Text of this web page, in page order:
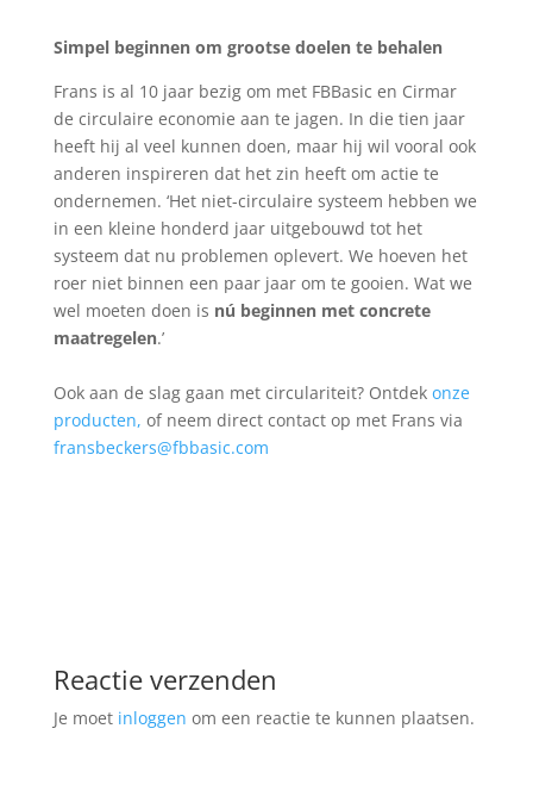
Simpel beginnen om grootse doelen te behalen
Frans is al 10 jaar bezig om met FBBasic en Cirmar
de circulaire economie aan te jagen. In die tien jaar
heeft hij al veel kunnen doen, maar hij wil vooral ook
anderen inspireren dat het zin heeft om actie te
ondernemen. ‘Het niet-circulaire systeem hebben we
in een kleine honderd jaar uitgebouwd tot het
systeem dat nu problemen oplevert. We hoeven het
roer niet binnen een paar jaar om te gooien. Wat we
wel moeten doen is nú beginnen met concrete
maatregelen.’
Ook aan de slag gaan met circulariteit? Ontdek onze
producten, of neem direct contact op met Frans via
fransbeckers@fbbasic.com
Reactie verzenden
Je moet inloggen om een reactie te kunnen plaatsen.